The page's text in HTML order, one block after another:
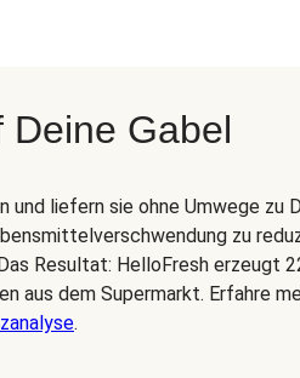
Deine Gabel
liefern sie ohne Umwege zu
zu
Resultat: HelloFresh erzeugt
aus dem Supermarkt. Erfahre
.